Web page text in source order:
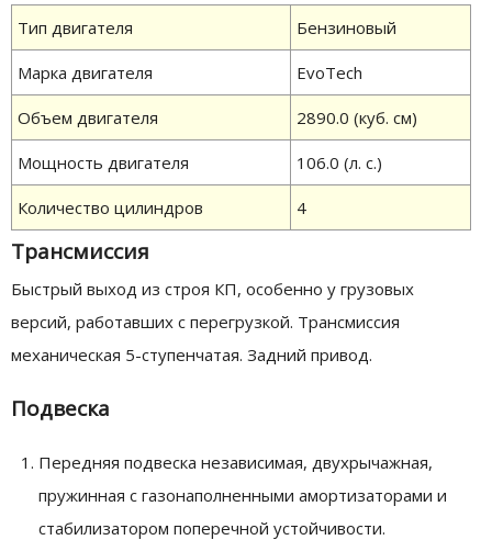
Тип двигателя Бензиновый
Марка двигателя EvoTech
Объем двигателя 2890.0 (куб. см)
Мощность двигателя 106.0 (л. с.)
Количество цилиндров 4
Трансмиссия
Быстрый выход из строя КП, особенно у грузовых
версий, работавших с перегрузкой. Трансмиссия
механическая 5-ступенчатая. Задний привод.
Подвеска
Передняя подвеска независимая, двухрычажная,
пружинная с газонаполненными амортизаторами и
стабилизатором поперечной устойчивости.